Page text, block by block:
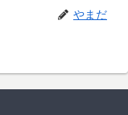
やまだ